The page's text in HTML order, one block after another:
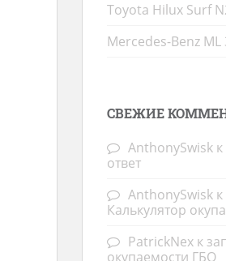
Toyota Hilux Surf
Mercedes-Benz ML
СВЕЖИЕ
AnthonySwisk
ответ
AnthonySwisk
Калькулятор
PatrickNex к
окупаемости ГБО